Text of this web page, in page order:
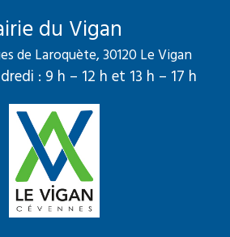
du Vigan
de Laroquète, 30120 Le Vigan
: 9 h – 12 h et 13 h – 17 h